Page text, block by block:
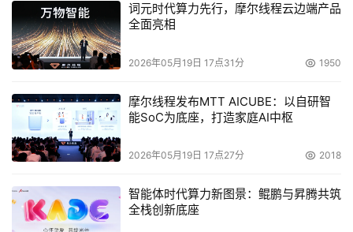
件产品已经远远满足不了用户的需求，而为用户设计出既充
分考虑用户目前应用基础又符合未来应用发展趋势的整体解
决方案的产品，才能真正的吸引客户。
相信基于Bensley平台的RS162-E4服务器，能够引领双
核普及时代的产品趋势，并开创双核服务器最佳解决方案的
先河，为那些对处理能力要求极高的部门级应用、工作组数
据库的用户带来高效能的应用和可靠的数据保护。
本文来源于DOIT传媒，文章内容仅供参考，不构成投资建议。
词元时代算力先行，摩尔线程云边端产品
全面亮相
2026年05月19日 17点31分 1950
摩尔线程发布MTT AICUBE：以自研智
能SoC为底座，打造家庭AI中枢
2026年05月19日 17点27分 2018
智能体时代算力新图景：鲲鹏与昇腾共筑
全栈创新底座